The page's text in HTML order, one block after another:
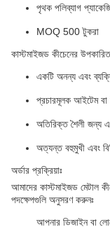
পৃথক পলিব্যাগ
MOQ 500 টুকরা
কাস্টমাইজড কীচেনের
একটি অনন্য এবং
প্রচারমূলক আইটেম বা
অতিরিক্ত শৈলী জন্য
অত্যন্ত বহুমুখী এবং
অর্ডার প্রক্রিয়াঃ
আমাদের কাস্টমাইজড মেটাল
পদক্ষেপগুলি অনুসরণ করুনঃ
আপনার ডিজাইন বা